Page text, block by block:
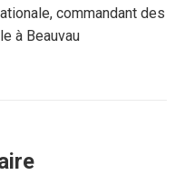
commandant des
à Beauvau